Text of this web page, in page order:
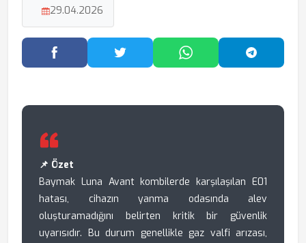
29.04.2026
Facebook'ta PaylaşTwitter'da PaylaşWhatsApp'ta Paylaş
📌 Özet
Baymak Luna Avant kombilerde karşılaşılan E01
hatası, cihazın yanma odasında alev
oluşturamadığını belirten kritik bir güvenlik
uyarısıdır. Bu durum genellikle gaz valfi arızası,